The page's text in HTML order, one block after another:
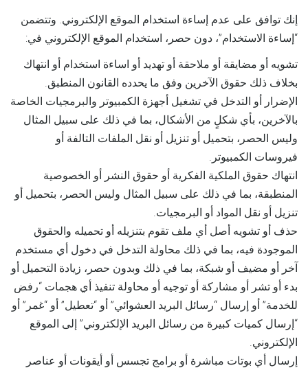
إنك توافق على عدم إساءة استخدام الموقع الإلكتروني. وتتضمن
“إساءة الاستخدام”، دون حصر، استخدام الموقع الإلكتروني في:
تشويه أو مضايقة أو ملاحقة أو تهديد أو اساءة استخدام أو انتهاك
بخلاف ذلك حقوق الآخرين وفق ما يحدده القانون المنطبق.
الإضرار أو التدخل في تشغيل أجهزة الكمبيوتر والبرمجيات الخاصة
بالآخرين، بأي شكلٍ من الأشكال، بما في ذلك على سبيل المثال
وليس الحصر، بتحميل أو تنزيل أو نقل الملفات التالفة أو
فيروسات الكمبيوتر.
انتهاك حقوق الملكية الفكرية أو حقوق النشر أو الخصوصية
المنطبقة، بما في ذلك على سبيل المثال وليس الحصر، بتحميل أو
تنزيل أو نقل المواد أو البرمجيات.
حذف أو تشويه أصل أي ملف تقوم بتنزيله أو تحميله والحقوق
الموجودة فيه، بما في ذلك محاولة التدخل في دخول أي مستخدم
آخر أو مضيف أو شبكة، بما في ذلك وبدون حصر، زيادة التحميل أو
بدء أو تشر أو مشاركة أو توجيه أو محاولة تنفيذ أي هجمات “رفض
للخدمة” أو إرسال “رسائل البريد العشوائي” أو “تعطيل” أو “غمر” أو
“إرسال كميات كبيرة من رسائل البريد الإلكتروني” إلى الموقع
الإلكتروني.
إرسال أي بوتات مباشرة أو برامج تجسس أو أيقونات أو عناصر